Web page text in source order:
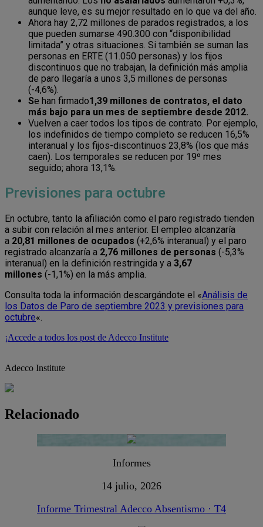
aunque leve, es su mejor resultado en lo que va del año.
Ahora hay 2,72 millones de parados registrados, a los
que pueden sumarse 490.300 con “disponibilidad
limitada” y otras situaciones. Si también se suman las
personas en ERTE (11.050 personas) y los fijos
discontinuos que no trabajan, la definición más amplia
de paro llegaría a unos 3,5 millones de personas
(-4,6%).
Se han firmado1,39 millones de contratos, el dato
más bajo para un mes de septiembre desde 2012.
Vuelven a caer todos los tipos de contrato. Por ejemplo,
los indefinidos de tiempo completo se reducen 16,5%
interanual y los fijos-discontinuos 23,8% (los que más
caen). Los temporales se reducen por 19º mes
seguido; ahora 13,1%.
Previsiones para octubre
En octubre, tanto la afiliación como el paro registrado tienden
a subir con relación al mes anterior. El empleo alcanzaría
a 20,81 millones de ocupados (+2,6% interanual) y el paro
registrado alcanzaría a 2,76 millones de personas (-5,3%
interanual) en la definición restringida y a 3,67
millones (-1,1%) en la más amplia.
Consulta toda la información descargándote el «Análisis de
los Datos de Paro de septiembre 2023 y previsiones para
octubre«.
¡Accede a todos los post de Adecco Institute
Adecco Institute
Relacionado
Informes
14 julio, 2026
Informe Trimestral Adecco Absentismo · T4